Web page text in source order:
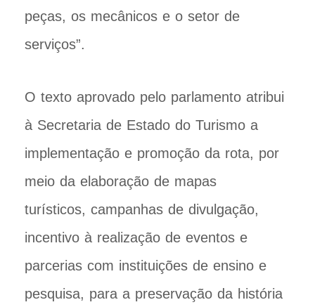
peças, os mecânicos e o setor de
serviços”.
O texto aprovado pelo parlamento atribui
à Secretaria de Estado do Turismo a
implementação e promoção da rota, por
meio da elaboração de mapas
turísticos, campanhas de divulgação,
incentivo à realização de eventos e
parcerias com instituições de ensino e
pesquisa, para a preservação da história